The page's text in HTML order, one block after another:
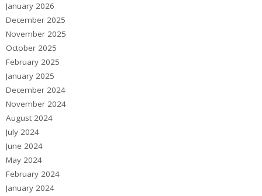
January 2026
December 2025
November 2025
October 2025
February 2025
January 2025
December 2024
November 2024
August 2024
July 2024
June 2024
May 2024
February 2024
January 2024